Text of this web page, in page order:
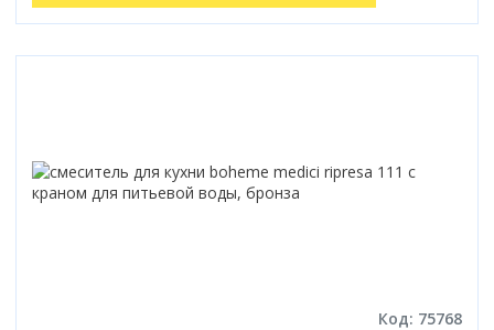
Код: 75768